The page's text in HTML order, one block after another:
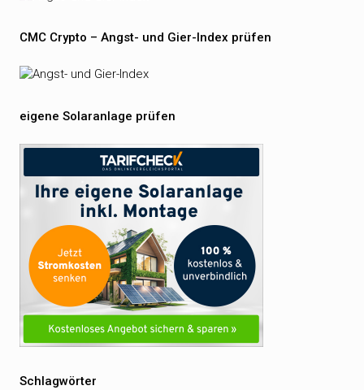
CMC Crypto – Angst- und Gier-Index prüfen
eigene Solaranlage prüfen
Schlagwörter